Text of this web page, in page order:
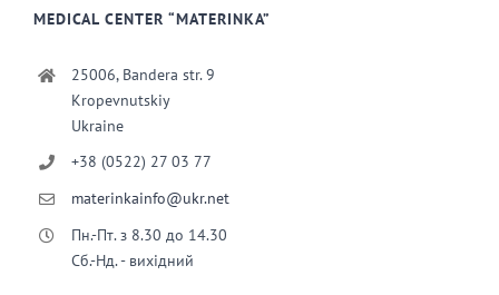
MEDICAL CENTER “MATERINKA”
25006, Bandera str. 9
Kropevnutskiy
Ukraine
+38 (0522) 27 03 77
materinkainfo@ukr.net
Пн.-Пт. з 8.30 до 14.30
Сб.-Нд. - вихідний